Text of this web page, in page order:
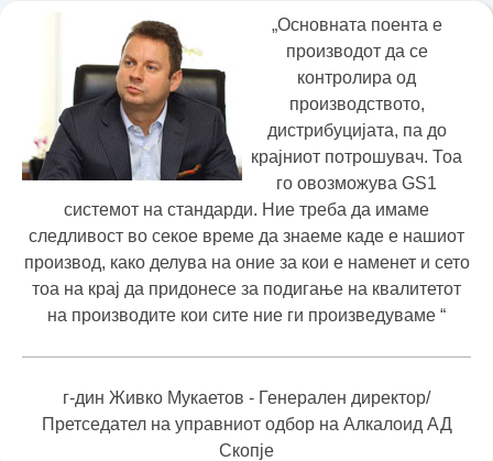
„Основната поента е
производот да се
контролира од
производството,
дистрибуцијата, па до
крајниот потрошувач. Тоа
го овозможува GS1
системот на стандарди. Ние треба да имаме
следливост во секое време да знаеме каде е нашиот
производ, како делува на оние за кои е наменет и сето
тоа на крај да придонесе за подигање на квалитетот
на производите кои сите ние ги произведуваме “
г-дин Живко Мукаетов - Генерален директор/
Претседател на управниот одбор на Алкалоид АД
Скопје